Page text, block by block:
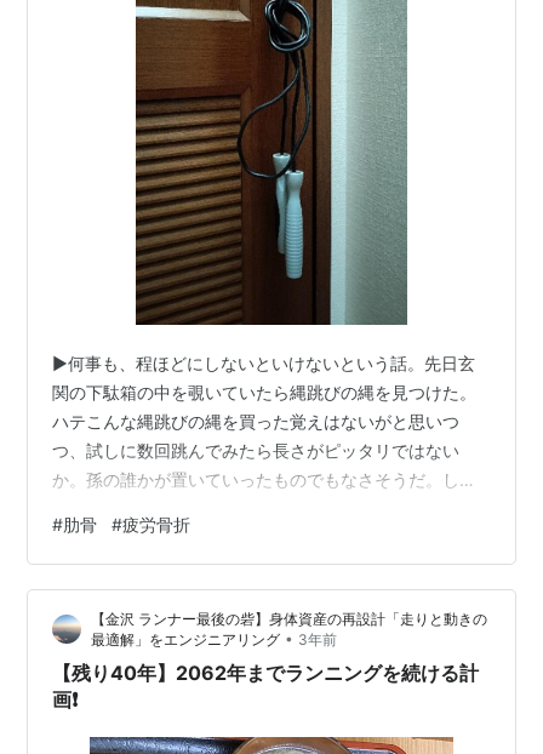
▶何事も、程ほどにしないといけないという話。先日玄
関の下駄箱の中を覗いていたら縄跳びの縄を見つけた。
ハテこんな縄跳びの縄を買った覚えはないがと思いつ
つ、試しに数回跳んでみたら長さがピッタリではない
か。孫の誰かが置いていったものでもなさそうだ。しば
が主催する健康促進運動にチャレンジした時に、景品と
していただいたものであることが判明。 ▶最近は居間に
9番アイアンを持ち込んで、ゴルフ練習と健康維持を目論
んで、テレビを見ながらひたすら素振りをするのが日課
となっていたが、どうも体重が増加傾向にあるので、そ
れならこの縄跳びをエクササイズの一環に取り入れた
ら…
#肋骨 #疲労骨折
【金沢 ランナー最後の砦】身体資産の再設計「走りと動きの
最適解」をエンジニアリング • 3年前
【残り40年】2062年までランニングを続ける計
画❗️